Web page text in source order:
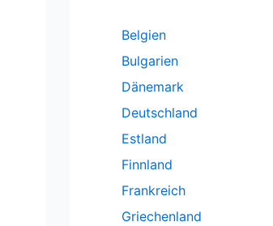
Belgien
Bulgarien
Dänemark
Deutschland
Estland
Finnland
Frankreich
Griechenland